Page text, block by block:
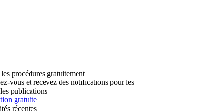
procédures gratuitement
vous et recevez des notifications pour les
publications
gratuite
récentes